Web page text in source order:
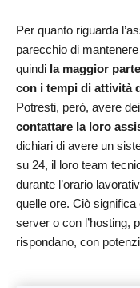
Per quanto riguarda
parecchio di
quindi la maggior
con i tempi di attività
Potresti, però, avere
contattare la loro
dichiari di avere un
su 24, il loro team
durante l’orario
quelle ore. Ciò
server o con l’hosting,
rispondano, con